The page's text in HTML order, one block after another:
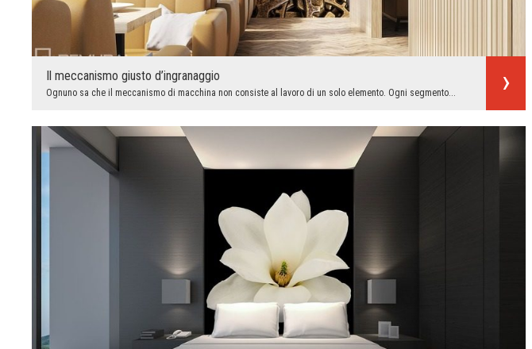
Il meccanismo giusto d’ingranaggio
Ognuno sa che il meccanismo di macchina non consiste al lavoro di un solo elemento. Ogni segmento...